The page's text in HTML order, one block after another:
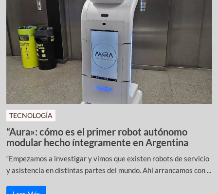
TECNOLOGÍA
“Aura»: cómo es el primer robot autónomo
modular hecho íntegramente en Argentina
“Empezamos a investigar y vimos que existen robots de servicio
y asistencia en distintas partes del mundo. Ahí arrancamos con ...